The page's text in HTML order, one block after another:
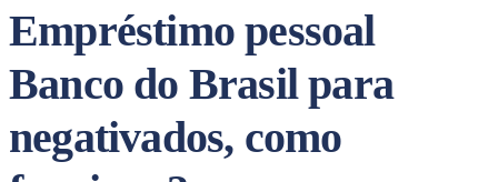
Empréstimo pessoal
Banco do Brasil para
negativados, como